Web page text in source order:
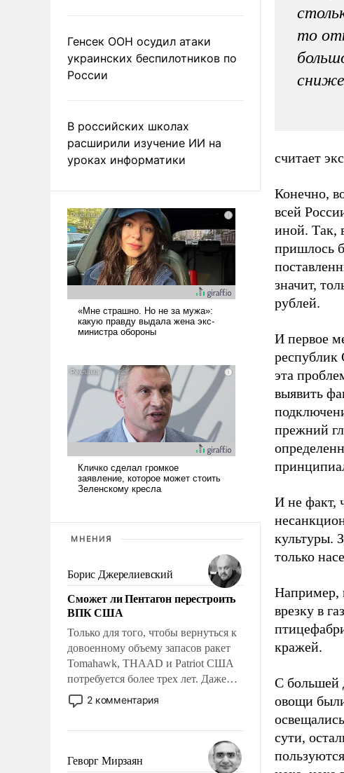
Генсек ООН осудил атаки
украинских беспилотников по
России
В российских школах
расширили изучение ИИ на
уроках информатики
МНЕНИЯ
Борис Джерелиевский
Сможет ли Пентагон перестроить
ВПК США
Только для того, чтобы вернуться к
довоенному объему запасов ракет
Tomahawk, THAAD и Patriot США
потребуется более трех лет. Даже
небольшая война с Ираном
опустошила американские
уязвимости США, например, перед
2 комментария
Геворг Мирзаян
то
считает
Конечно,
всей
иной. Так,
пришлось
значит,
рублей.
И первое
республик
эта
выявить
прежний
И не факт,
культуры.
только
Например,
врезку в
кражей.
С большей
овощи
сути,